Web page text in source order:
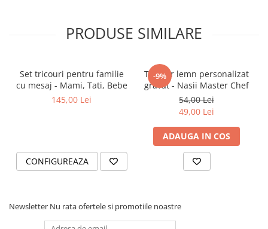
PRODUSE SIMILARE
Set tricouri pentru familie
cu mesaj - Mami, Tati, Bebe
145,00 Lei
CONFIGUREAZA
-9%
Tocator lemn personalizat
gravat - Nasii Master Chef
54,00 Lei
49,00 Lei
ADAUGA IN COS
Newsletter Nu rata ofertele si promotiile noastre